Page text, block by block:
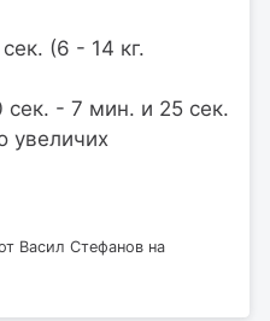
(6 - 14 кг.
сек. - 7 мин. и 25 сек.
увеличих
Васил Стефанов на